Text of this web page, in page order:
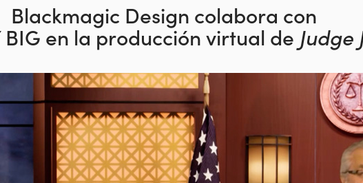
Blackmagic Design colabora con
BIG en la producción virtual de Judge